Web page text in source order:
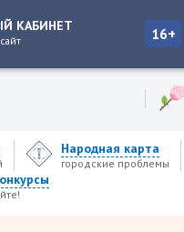
КАБИНЕТ 16+
Народная карта
городские проблемы